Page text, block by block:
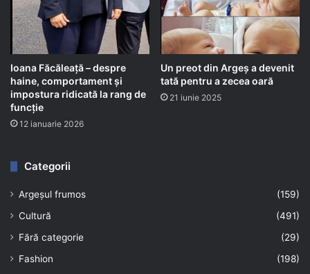
Ioana Făcăleață – despre
haine, comportament și
impostura ridicată la rang de
funcție
12 ianuarie 2026
Un preot din Argeș a devenit
tată pentru a zecea oară
21 iunie 2025
Categorii
Argeșul frumos
(159)
Cultură
(491)
Fără categorie
(29)
Fashion
(198)